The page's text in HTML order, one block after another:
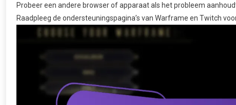
Probeer een andere browser of apparaat als het probleem
Raadpleeg de ondersteuningspagina’s van Warframe en Twitch